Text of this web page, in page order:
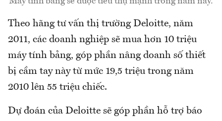
Theo hãng tư vấn thị trường Deloitte, năm
2011, các doanh nghiệp sẽ mua hơn 10 triệu
máy tính bảng, góp phần nâng doanh số thiết
bị cầm tay này từ mức 19,5 triệu trong năm
2010 lên 55 triệu chiếc.
Dự đoán của Deloitte sẽ góp phần hỗ trợ báo